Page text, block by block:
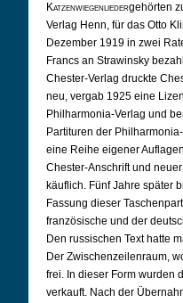
Katzenwiegenliedergehörten
Verlag Henn, für das Otto
Dezember 1919 in zwei
Francs an Strawinsky
Chester-Verlag druckte
neu, vergab 1925 eine
Philharmonia-Verlag und
Partituren der
eine Reihe eigener
Chester-Anschrift und
käuflich. Fünf Jahre später
Fassung dieser
französische und der
Den russischen Text hatte
Der Zwischenzeilenraum,
frei. In dieser Form wurden
verkauft. Nach der